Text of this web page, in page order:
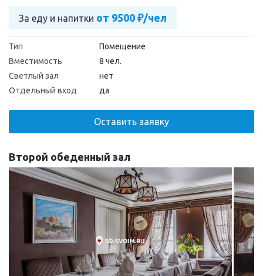
За еду и напитки от 9500 ₽/чел
Тип
Помещение
Вместимость
8 чел.
Светлый зал
нет
Отдельный вход
да
Оставить заявку
Второй обеденный зал